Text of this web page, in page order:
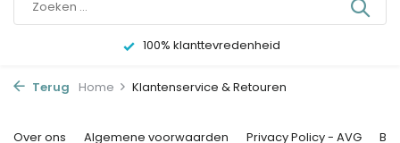
100% klanttevredenheid
Terug Home Klantenservice & Retouren
Over ons Algemene voorwaarden Privacy Policy - AVG